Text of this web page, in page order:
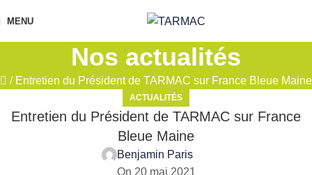
MENU
Nos actualités
/ Entretien du Président de TARMAC sur France Bleue Maine
ACTUALITÉS
Entretien du Président de TARMAC sur France
Bleue Maine
Benjamin Paris
On 20 mai 2021